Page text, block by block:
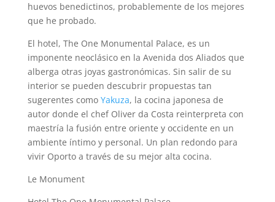
huevos benedictinos, probablemente de los mejores
que he probado.
El hotel, The One Monumental Palace, es un
imponente neoclásico en la Avenida dos Aliados que
alberga otras joyas gastronómicas. Sin salir de su
interior se pueden descubrir propuestas tan
sugerentes como Yakuza, la cocina japonesa de
autor donde el chef Oliver da Costa reinterpreta con
maestría la fusión entre oriente y occidente en un
ambiente íntimo y personal. Un plan redondo para
vivir Oporto a través de su mejor alta cocina.
Le Monument